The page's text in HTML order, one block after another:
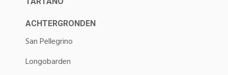
ACHTERGRONDEN
San Pellegrino
Longobarden